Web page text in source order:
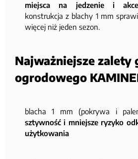
miejsca na jedzenie i
konstrukcja z blachy 1 mm
więcej niż jeden sezon.
Najważniejsze zalety
ogrodowego
blacha 1 mm (pokrywa i
sztywność i mniejsze ryzyko
użytkowania